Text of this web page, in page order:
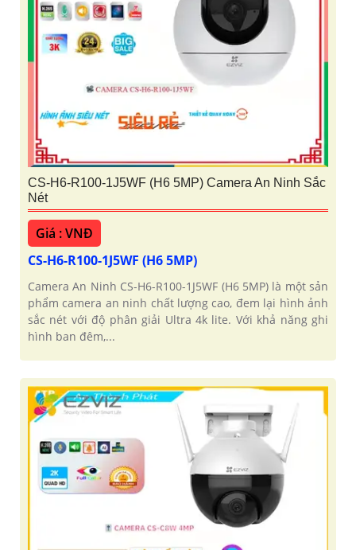
CS-H6-R100-1J5WF (H6 5MP) Camera An Ninh Sắc
Nét
Giá : VNĐ
CS-H6-R100-1J5WF (H6 5MP)
Camera An Ninh CS-H6-R100-1J5WF (H6 5MP) là một sản
phẩm camera an ninh chất lượng cao, đem lại hình ảnh
sắc nét với độ phân giải Ultra 4k lite. Với khả năng ghi
hình ban đêm,...